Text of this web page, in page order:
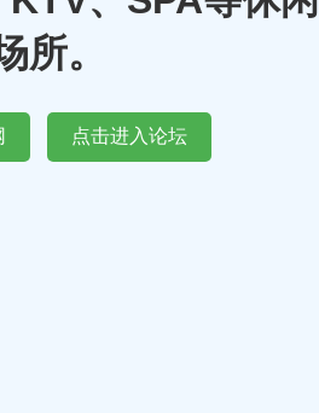
所。
点击进入论坛